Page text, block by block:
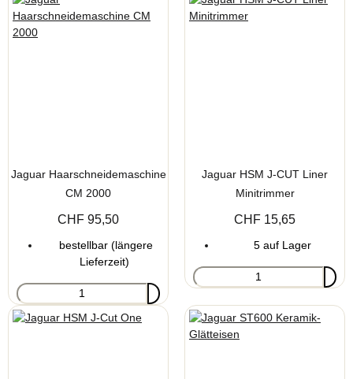
Jaguar Haarschneidemaschine
CM 2000
CHF 95,50
bestellbar (längere
Lieferzeit)
Jaguar HSM J-CUT Liner
Minitrimmer
CHF 15,65
5 auf Lager